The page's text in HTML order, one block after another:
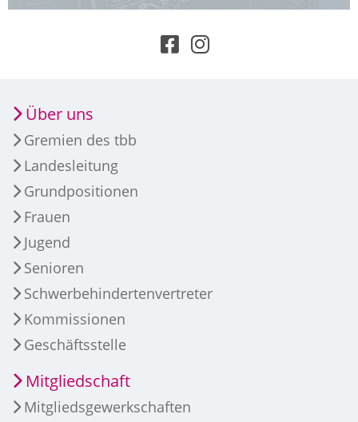
Über uns
Gremien des tbb
Landesleitung
Grundpositionen
Frauen
Jugend
Senioren
Schwerbehindertenvertreter
Kommissionen
Geschäftsstelle
Mitgliedschaft
Mitgliedsgewerkschaften